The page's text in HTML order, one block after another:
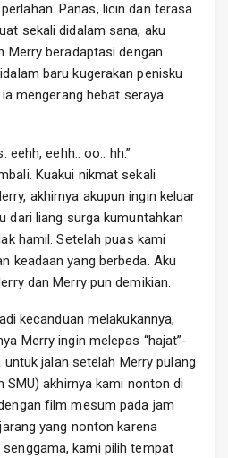
Panas, licin dan terasa
sekali didalam sana, aku
Merry beradaptasi dengan
baru kugerakan penisku
mengerang hebat seraya
eehh, eehh.. oo.. hh.”
Kuakui nikmat sekali
akhirnya akupun ingin keluar
dari liang surga kumuntahkan
hamil. Setelah puas kami
keadaan yang berbeda. Aku
dan Merry pun demikian.
kecanduan melakukannya,
Merry ingin melepas “hajat”-
jalan setelah Merry pulang
akhirnya kami nonton di
film mesum pada jam
yang nonton karena
kami pilih tempat